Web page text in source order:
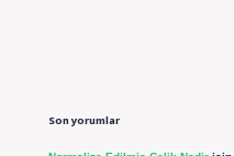
Son yorumlar